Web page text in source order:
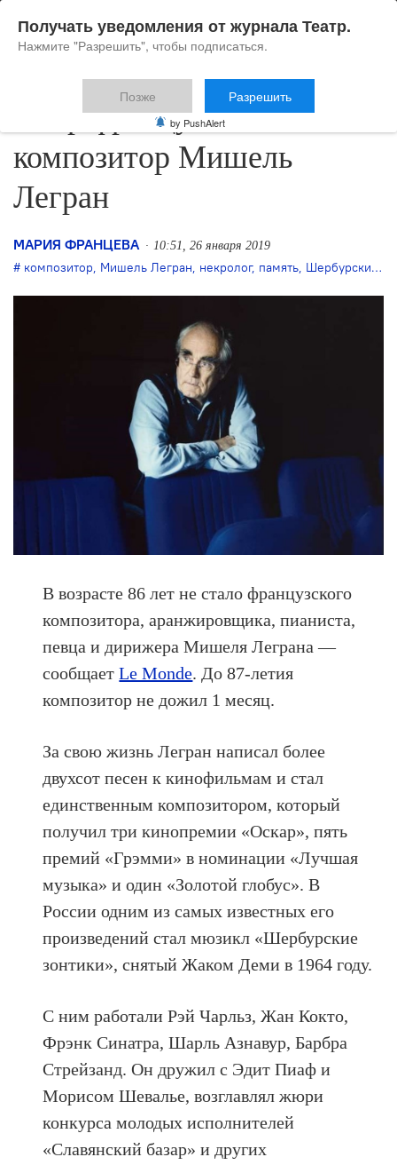
Умер французский
композитор Мишель
Легран
МАРИЯ ФРАНЦЕВА 10:51, 26 января 2019
композитор, Мишель Легран, некролог, память, Шербурские зонтики
В возрасте 86 лет не стало французского
композитора, аранжировщика, пианиста,
певца и дирижера Мишеля Леграна —
сообщаетLe Monde. До 87-летия
композитор не дожил 1 месяц.
За свою жизнь Легран написал более
двухсот песен к кинофильмам и стал
единственным композитором, который
получил три кинопремии «Оскар», пять
премий «Грэмми» в номинации «Лучшая
музыка» и один «Золотой глобус». В
России одним из самых известных его
произведений стал мюзикл «Шербурские
зонтики», снятый Жаком Деми в 1964 году.
С ним работали Рэй Чарльз, Жан Кокто,
Фрэнк Синатра, Шарль Азнавур, Барбра
Стрейзанд. Он дружил с Эдит Пиаф и
Морисом Шевалье, возглавлял жюри
конкурса молодых исполнителей
«Славянский базар» и других
Получать уведомления от журнала Театр.
Нажмите "Разрешить", чтобы подписаться.
Позже Разрешить
by PushAlert